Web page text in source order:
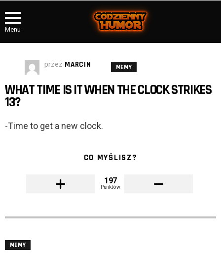
Menu
przez MARCIN MEMY
WHAT TIME IS IT WHEN THE CLOCK STRIKES
13?
-Time to get a new clock.
CO MYŚLISZ?
197
Punktów
MEMY